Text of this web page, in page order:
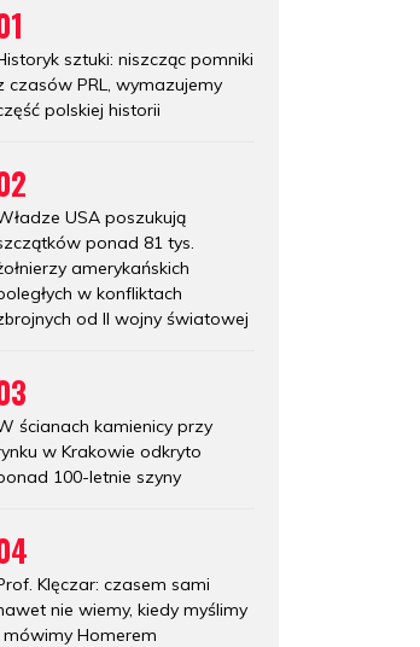
sztuki: niszcząc pomniki
czasów PRL, wymazujemy
polskiej historii
USA poszukują
ponad 81 tys.
amerykańskich
w konfliktach
od II wojny światowej
ścianach kamienicy przy
w Krakowie odkryto
100-letnie szyny
Klęczar: czasem sami
nie wiemy, kiedy myślimy
mówimy Homerem